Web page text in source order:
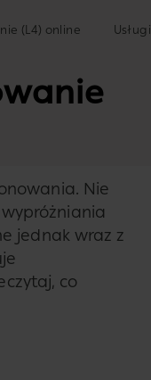
(L4) online Usługi
Nie
jednak wraz z
co